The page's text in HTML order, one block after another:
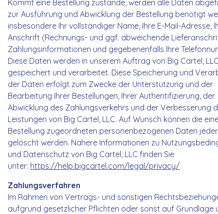
Kommt eine Bestellung zustande, werden alle Daten
zur Ausführung und Abwicklung der Bestellung benötigt
insbesondere Ihr vollständiger Name, Ihre E-Mail-Adresse,
Anschrift (Rechnungs- und ggf. abweichende
Zahlungsinformationen und gegebenenfalls Ihre
Diese Daten werden in unserem Auftrag von Big Cartel,
gespeichert und verarbeitet. Diese Speicherung und
der Daten erfolgt zum Zwecke der Unterstützung und der
Bearbeitung Ihrer Bestellungen, Ihrer Authentifizierung, der
Abwicklung des Zahlungsverkehrs und der Verbesserung
Leistungen von Big Cartel, LLC. Auf Wunsch können die
Bestellung zugeordneten personenbezogenen Daten
gelöscht werden. Nähere Informationen zu
und Datenschutz von Big Cartel, LLC finden Sie
unter: https://help.bigcartel.com/legal/privacy/
Zahlungsverfahren
Im Rahmen von Vertrags- und sonstigen
aufgrund gesetzlicher Pflichten oder sonst auf Grundlage